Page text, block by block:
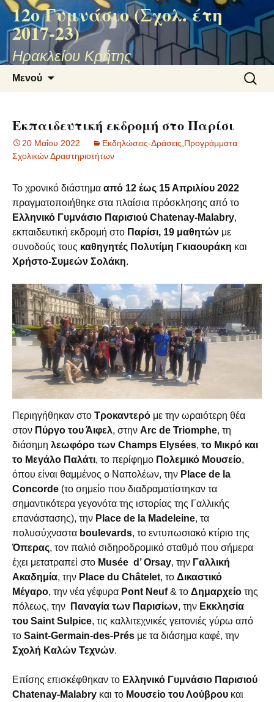
12ο Γυμνάσιο (Σχολ. έτη
2017-23)
Ηρακλείου Κρήτης
Μενού
για:
Εκπαιδευτική εκδρομή στο Παρίσι
20 Μαΐου 2022 Εκδηλώσεις-Δράσεις Προγράμματα
Σχολικών Δραστηριοτήτων
Το χρονικό διάστημα από 12 έως 15 Απριλίου 2022
πραγματοποιήθηκε στα πλαίσια πρόσκλησης από το
Ελληνικό Γυμνάσιο Παρισιού Chatenay-Malabry,
εκπαιδευτική εκδρομή στο Παρίσι, 19 μαθητών με
συνοδούς τους καθηγητές Πολυτίμη Γκιαουράκη και
Χρήστο-Συμεών Σολάκη.
Περιηγήθηκαν στο Τροκαντερό με την ωραιότερη θέα
στον Πύργο του Άιφελ, στην Arc de Triomphe, τη
διάσημη λεωφόρο των Champs Elysées, το Mικρό και
το Mεγάλο Παλάτι, το περίφημο Πολεμικό Μουσείο,
όπου είναι θαμμένος ο Ναπολέων, την Place de la
Concorde (το σημείο που διαδραματίστηκαν τα
σημαντικότερα γεγονότα της ιστορίας της Γαλλικής
επανάστασης), την Place de la Madeleine, τα
πολυσύχναστα boulevards, το εντυπωσιακό κτίριο της
Όπερας, τον παλιό σιδηροδρομικό σταθμό που σήμερα
έχει μετατραπεί στο Μusée d’ Orsay, την Γαλλική
Ακαδημία, την Place du Châtelet, το Δικαστικό
Μέγαρο, την νέα γέφυρα Pont Neuf& το Δημαρχείο της
πόλεως, την
Παναγία των Παρισίων, την Εκκλησία
του Saint Sulpice, τις καλλιτεχνικές γειτονιές γύρω από
το Saint-Germain-des-Prés με τα διάσημα καφέ, την
Σχολή Καλών Τεχνών.
Επίσης επισκέφθηκαν το Ελληνικό Γυμνάσιο Παρισιού
Chatenay-Malabry και το Μουσείο του Λούβρου και